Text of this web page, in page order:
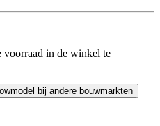
voorraad in de winkel te
bij andere bouwmarkten